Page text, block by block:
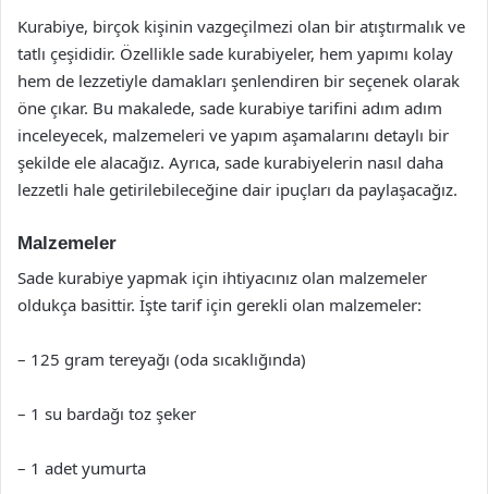
Kurabiye, birçok kişinin vazgeçilmezi olan bir atıştırmalık ve
tatlı çeşididir. Özellikle sade kurabiyeler, hem yapımı kolay
hem de lezzetiyle damakları şenlendiren bir seçenek olarak
öne çıkar. Bu makalede, sade kurabiye tarifini adım adım
inceleyecek, malzemeleri ve yapım aşamalarını detaylı bir
şekilde ele alacağız. Ayrıca, sade kurabiyelerin nasıl daha
lezzetli hale getirilebileceğine dair ipuçları da paylaşacağız.
Malzemeler
Sade kurabiye yapmak için ihtiyacınız olan malzemeler
oldukça basittir. İşte tarif için gerekli olan malzemeler:
– 125 gram tereyağı (oda sıcaklığında)
– 1 su bardağı toz şeker
– 1 adet yumurta